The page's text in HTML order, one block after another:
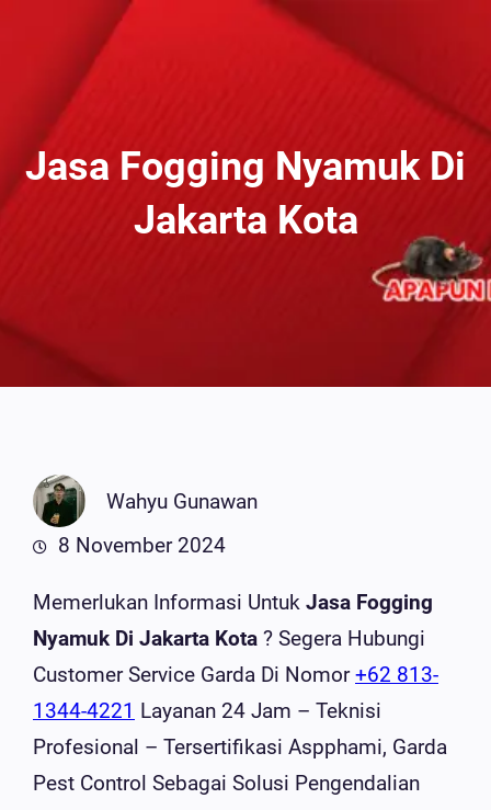
Jasa Fogging Nyamuk Di
Jakarta Kota
Wahyu Gunawan
8 November 2024
Memerlukan Informasi Untuk Jasa Fogging
Nyamuk Di Jakarta Kota ? Segera Hubungi
Customer Service Garda Di Nomor+62 813-
1344-4221 Layanan 24 Jam – Teknisi
Profesional – Tersertifikasi Aspphami, Garda
Pest Control Sebagai Solusi Pengendalian